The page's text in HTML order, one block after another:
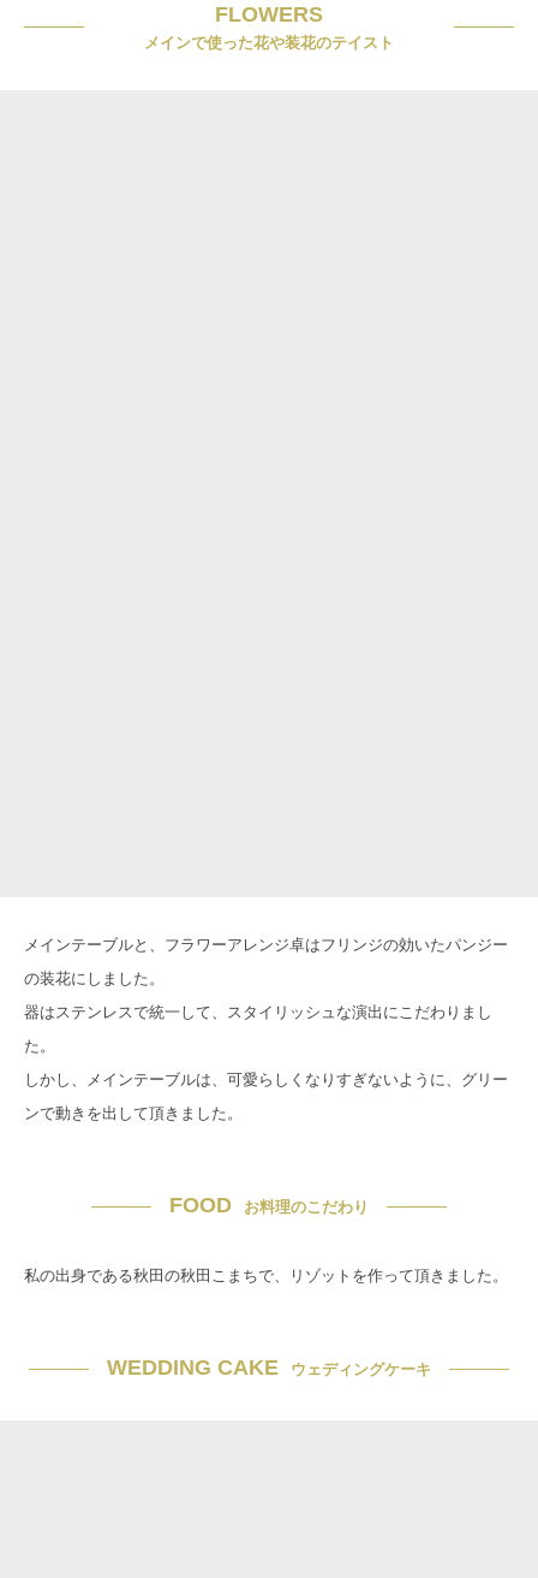
FLOWERS
メインで使った花や装花のテイスト
メインテーブルと、フラワーアレンジ卓はフリンジの効いたパンジー
の装花にしました。
器はステンレスで統一して、スタイリッシュな演出にこだわりまし
た。
しかし、メインテーブルは、可愛らしくなりすぎないように、グリー
ンで動きを出して頂きました。
FOOD お料理のこだわり
私の出身である秋田の秋田こまちで、リゾットを作って頂きました。
WEDDING CAKE ウェディングケーキ